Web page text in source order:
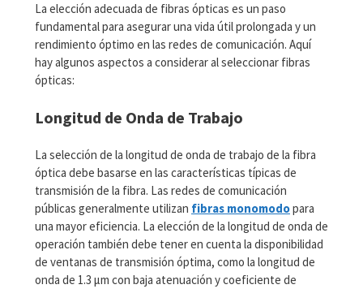
La elección adecuada de fibras ópticas es un paso
fundamental para asegurar una vida útil prolongada y un
rendimiento óptimo en las redes de comunicación. Aquí
hay algunos aspectos a considerar al seleccionar fibras
ópticas:
Longitud de Onda de Trabajo
La selección de la longitud de onda de trabajo de la fibra
óptica debe basarse en las características típicas de
transmisión de la fibra. Las redes de comunicación
públicas generalmente utilizan fibras monomodopara
una mayor eficiencia. La elección de la longitud de onda de
operación también debe tener en cuenta la disponibilidad
de ventanas de transmisión óptima, como la longitud de
onda de 1.3 µm con baja atenuación y coeficiente de